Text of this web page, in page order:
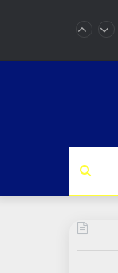
للبحث